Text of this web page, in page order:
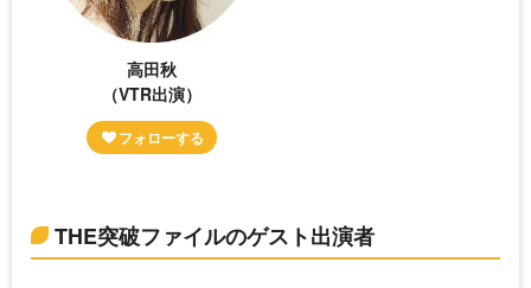
高田秋
（VTR出演）
THE突破ファイルのゲスト出演者